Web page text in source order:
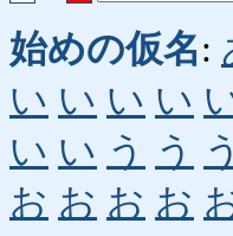
始めの仮名:
い い い い
い い う う う
お お お お